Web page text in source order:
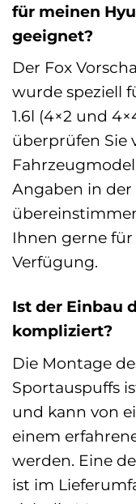
für meinen
geeignet?
Der Fox
wurde speziell
1.6l (4×2 und
überprüfen Sie
Angaben in
Ihnen gerne
Verfügung.
Ist der Einbau
kompliziert?
Die Montage
Sportauspuffs
und kann von
einem
werden. Eine
ist im